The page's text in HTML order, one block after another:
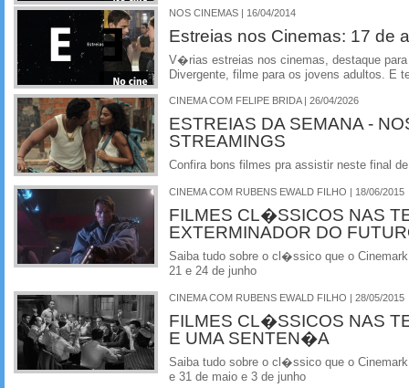
NOS CINEMAS | 16/04/2014
Estreias nos Cinemas: 17 de
V�rias estreias nos cinemas, destaque
Divergente, filme para os jovens adultos. E
CINEMA COM FELIPE BRIDA | 26/04/2026
ESTREIAS DA SEMANA -
STREAMINGS
Confira bons filmes pra assistir neste final
CINEMA COM RUBENS EWALD FILHO | 18/06/2015
FILMES CL�SSICOS NAS
EXTERMINADOR DO
Saiba tudo sobre o cl�ssico que o
21 e 24 de junho
CINEMA COM RUBENS EWALD FILHO | 28/05/2015
FILMES CL�SSICOS NAS
E UMA SENTEN�A
Saiba tudo sobre o cl�ssico que o
e 31 de maio e 3 de junho